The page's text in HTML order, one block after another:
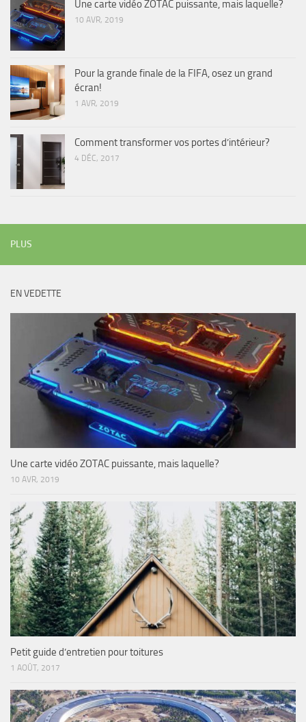
Une carte vidéo ZOTAC puissante, mais laquelle?
10 AVR, 2019
Pour la grande finale de la FIFA, osez un grand
écran!
1 AVR, 2019
Comment transformer vos portes d’intérieur?
4 DÉC, 2017
PLUS
EN VEDETTE
Une carte vidéo ZOTAC puissante, mais laquelle?
10 AVR, 2019
Petit guide d’entretien pour toitures
1 AOÛT, 2017